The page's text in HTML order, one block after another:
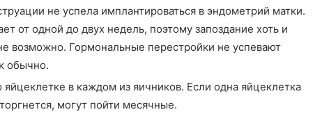
не успела имплантироваться в эндометрий матки.
от одной до двух недель, поэтому запоздание хоть и
возможно. Гормональные перестройки не успевают
обычно.
в каждом из яичников. Если одна яйцеклетка
могут пойти месячные.